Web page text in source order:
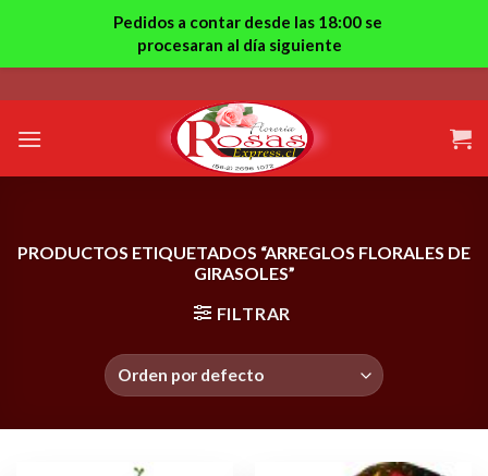
to
content
PRODUCTOS ETIQUETADOS “ARREGLOS FLORALES DE
GIRASOLES”
FILTRAR
Pedidos a contar desde las 18:00 se
procesaran al día siguiente